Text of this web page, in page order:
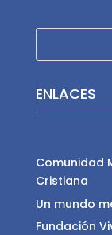
ENLACES
Comunidad
Cristiana
Un mundo
Fundación